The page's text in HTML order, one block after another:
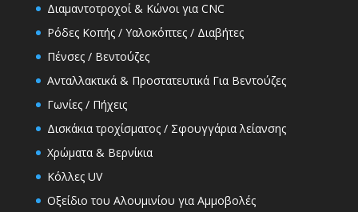
Διαμαντοτροχοί & Κώνοι για CNC
Ρόδες Κοπής / Υαλοκόπτες / Διαβήτες
Πένσες / Βεντούζες
Ανταλλακτικά & Προστατευτικά Για Βεντούζες
Γωνίες / Πήχεις
Δισκάκια τροχίσματος / Σφουγγάρια λείανσης
Χρώματα & Βερνίκια
Κόλλες UV
Οξείδιο του Αλουμινίου για Αμμοβολές